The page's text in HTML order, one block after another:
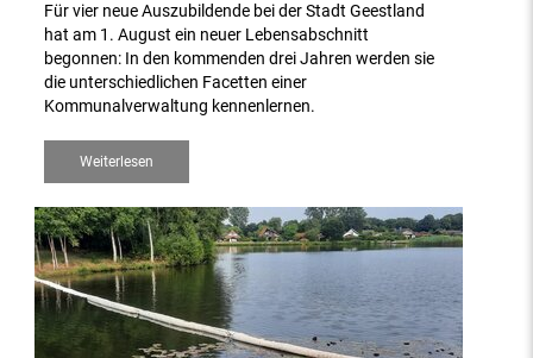
Für vier neue Auszubildende bei der Stadt Geestland
hat am 1. August ein neuer Lebensabschnitt
begonnen: In den kommenden drei Jahren werden sie
die unterschiedlichen Facetten einer
Kommunalverwaltung kennenlernen.
Weiterlesen